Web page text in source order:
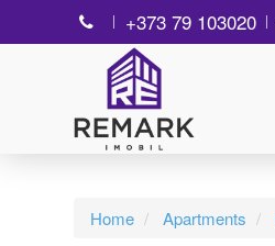
+373 79 103020
Home Apartments